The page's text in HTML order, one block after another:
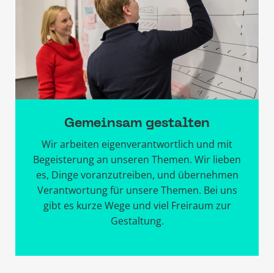
Gemeinsam gestalten
Wir arbeiten eigenverantwortlich und mit
Begeisterung an unseren Themen. Wir lieben
es, Dinge voranzutreiben, und übernehmen
Verantwortung für unsere Themen. Bei uns
gibt es kurze Wege und viel Freiraum zur
Gestaltung.